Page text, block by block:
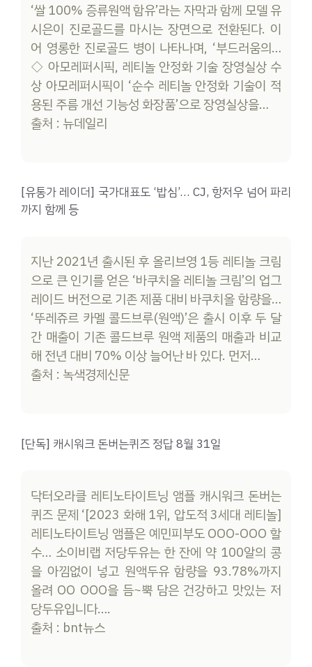
‘쌀 100% 증류원액 함유’라는 자막과 함께 모델 유
시은이 진로골드를 마시는 장면으로 전환된다. 이
어 영롱한 진로골드 병이 나타나며, ‘부드러움의…
◇ 아모레퍼시픽, 레티놀 안정화 기술 장영실상 수
상 아모레퍼시픽이 ‘순수 레티놀 안정화 기술이 적
용된 주름 개선 기능성 화장품’으로 장영실상을…
출처 : 뉴데일리
[유통가 레이더] 국가대표도 ‘밥심’… CJ, 항저우 넘어 파리
까지 함께 등
지난 2021년 출시된 후 올리브영 1등 레티놀 크림
으로 큰 인기를 얻은 ‘바쿠치올 레티놀 크림’의 업그
레이드 버전으로 기존 제품 대비 바쿠치올 함량을…
‘뚜레쥬르 카멜 콜드브루(원액)’은 출시 이후 두 달
간 매출이 기존 콜드브루 원액 제품의 매출과 비교
해 전년 대비 70% 이상 늘어난 바 있다. 먼저…
출처 : 녹색경제신문
[단독] 캐시워크 돈버는퀴즈 정답 8월 31일
닥터오라클 레티노타이트닝 앰플 캐시워크 돈버는
퀴즈 문제 ‘[2023 화해 1위, 압도적 3세대 레티놀]
레티노타이트닝 앰플은 예민피부도 OOO-OOO 할
수… 소이비랩 저당두유는 한 잔에 약 100알의 콩
을 아낌없이 넣고 원액두유 함량을 93.78%까지
올려 OO OOO을 듬~뿍 담은 건강하고 맛있는 저
당두유입니다….
출처 : bnt뉴스